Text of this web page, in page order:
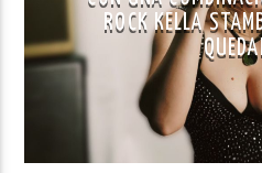
ROCK KELLA